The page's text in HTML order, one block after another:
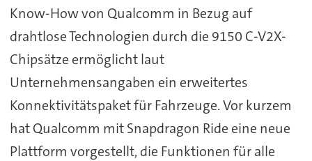
Know-How von Qualcomm in Bezug auf
drahtlose Technologien durch die 9150 C-V2X-
Chipsätze ermöglicht laut
Unternehmensangaben ein erweitertes
Konnektivitätspaket für Fahrzeuge. Vor kurzem
hat Qualcomm mit Snapdragon Ride eine neue
Plattform vorgestellt, die Funktionen für alle